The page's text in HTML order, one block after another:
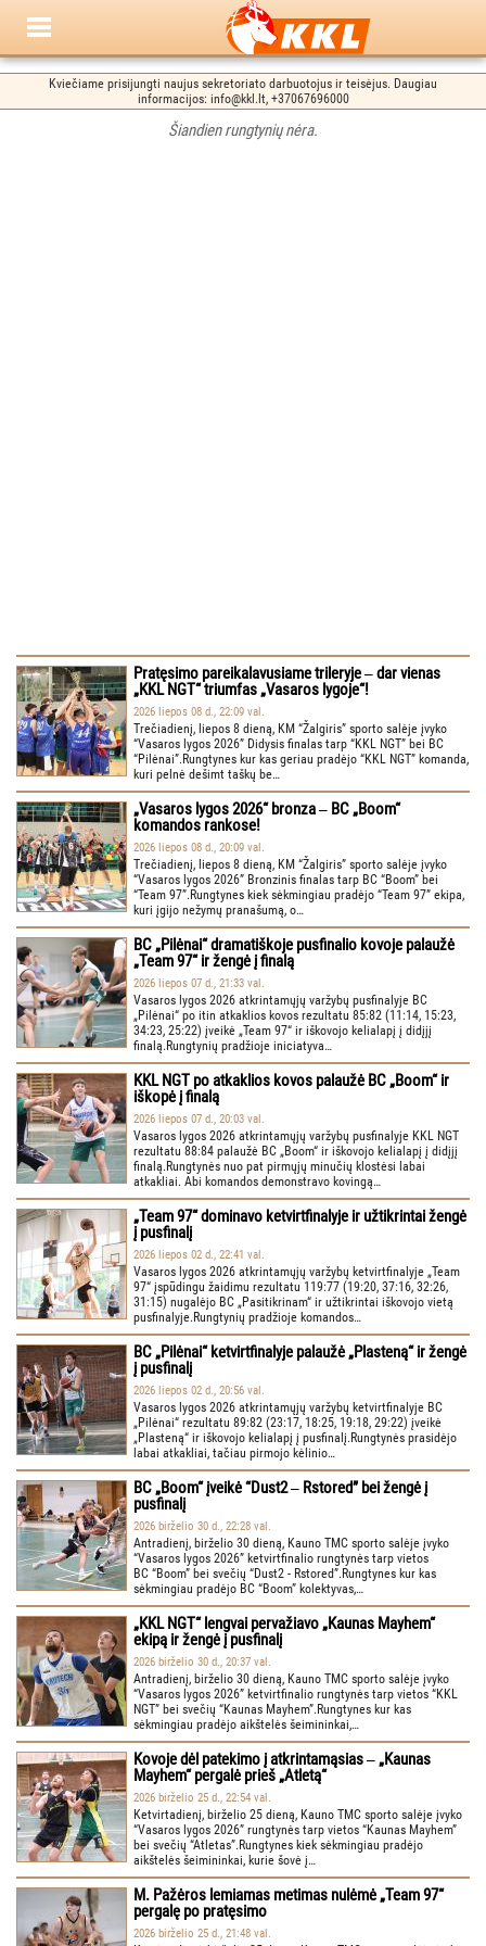
Kviečiame prisijungti naujus sekretoriato darbuotojus ir teisėjus. Daugiau
informacijos: info@kkl.lt, +37067696000
Šiandien rungtynių nėra.
Pratęsimo pareikalavusiame trileryje ‒ dar vienas
„KKL NGT“ triumfas „Vasaros lygoje“!
2026 liepos 08 d., 22:09 val.
Trečiadienį, liepos 8 dieną, KM “Žalgiris” sporto salėje įvyko
“Vasaros lygos 2026” Didysis finalas tarp “KKL NGT” bei BC
“Pilėnai”.Rungtynes kur kas geriau pradėjo “KKL NGT” komanda,
kuri pelnė dešimt taškų be…
„Vasaros lygos 2026“ bronza ‒ BC „Boom“
komandos rankose!
2026 liepos 08 d., 20:09 val.
Trečiadienį, liepos 8 dieną, KM “Žalgiris” sporto salėje įvyko
“Vasaros lygos 2026” Bronzinis finalas tarp BC “Boom” bei
“Team 97”.Rungtynes kiek sėkmingiau pradėjo “Team 97” ekipa,
kuri įgijo nežymų pranašumą, o…
BC „Pilėnai“ dramatiškoje pusfinalio kovoje palaužė
„Team 97“ ir žengė į finalą
2026 liepos 07 d., 21:33 val.
Vasaros lygos 2026 atkrintamųjų varžybų pusfinalyje BC
„Pilėnai“ po itin atkaklios kovos rezultatu 85:82 (11:14, 15:23,
34:23, 25:22) įveikė „Team 97“ ir iškovojo kelialapį į didįjį
finalą.Rungtynių pradžioje iniciatyva…
KKL NGT po atkaklios kovos palaužė BC „Boom“ ir
iškopė į finalą
2026 liepos 07 d., 20:03 val.
Vasaros lygos 2026 atkrintamųjų varžybų pusfinalyje KKL NGT
rezultatu 88:84 palaužė BC „Boom“ ir iškovojo kelialapį į didįjį
finalą.Rungtynės nuo pat pirmųjų minučių klostėsi labai
atkakliai. Abi komandos demonstravo kovingą…
„Team 97“ dominavo ketvirtfinalyje ir užtikrintai žengė
į pusfinalį
2026 liepos 02 d., 22:41 val.
Vasaros lygos 2026 atkrintamųjų varžybų ketvirtfinalyje „Team
97“ įspūdingu žaidimu rezultatu 119:77 (19:20, 37:16, 32:26,
31:15) nugalėjo BC „Pasitikrinam“ ir užtikrintai iškovojo vietą
pusfinalyje.Rungtynių pradžioje komandos…
BC „Pilėnai“ ketvirtfinalyje palaužė „Plasteną“ ir žengė
į pusfinalį
2026 liepos 02 d., 20:56 val.
Vasaros lygos 2026 atkrintamųjų varžybų ketvirtfinalyje BC
„Pilėnai“ rezultatu 89:82 (23:17, 18:25, 19:18, 29:22) įveikė
„Plasteną“ ir iškovojo kelialapį į pusfinalį.Rungtynės prasidėjo
labai atkakliai, tačiau pirmojo kėlinio…
BC „Boom“ įveikė “Dust2 ‒ Rstored” bei žengė į
pusfinalį
2026 birželio 30 d., 22:28 val.
Antradienį, birželio 30 dieną, Kauno TMC sporto salėje įvyko
“Vasaros lygos 2026” ketvirtfinalio rungtynės tarp vietos
BC “Boom” bei svečių “Dust2 - Rstored”.Rungtynes kur kas
sėkmingiau pradėjo BC “Boom” kolektyvas,…
„KKL NGT“ lengvai pervažiavo „Kaunas Mayhem“
ekipą ir žengė į pusfinalį
2026 birželio 30 d., 20:37 val.
Antradienį, birželio 30 dieną, Kauno TMC sporto salėje įvyko
“Vasaros lygos 2026” ketvirtfinalio rungtynės tarp vietos “KKL
NGT” bei svečių “Kaunas Mayhem”.Rungtynes kur kas
sėkmingiau pradėjo aikštelės šeimininkai,…
Kovoje dėl patekimo į atkrintamąsias ‒ „Kaunas
Mayhem“ pergalė prieš „Atletą“
2026 birželio 25 d., 22:54 val.
Ketvirtadienį, birželio 25 dieną, Kauno TMC sporto salėje įvyko
“Vasaros lygos 2026” rungtynės tarp vietos “Kaunas Mayhem”
bei svečių “Atletas”.Rungtynes kiek sėkmingiau pradėjo
aikštelės šeimininkai, kurie šovė į…
M. Pažėros lemiamas metimas nulėmė „Team 97“
pergalę po pratęsimo
2026 birželio 25 d., 21:48 val.